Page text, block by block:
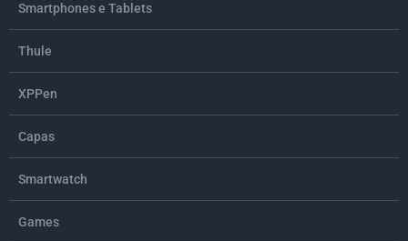
Smartphones e Tablets
Thule
XPPen
Capas
Smartwatch
Games